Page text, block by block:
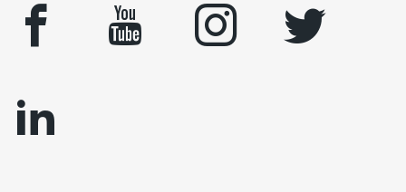
facebook youtube instagram
twitter
linkedin